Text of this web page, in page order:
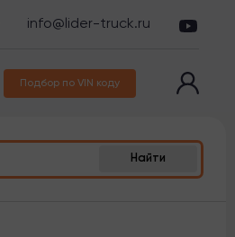
info@lider-truck.ru
Подбор по VIN коду
Найти